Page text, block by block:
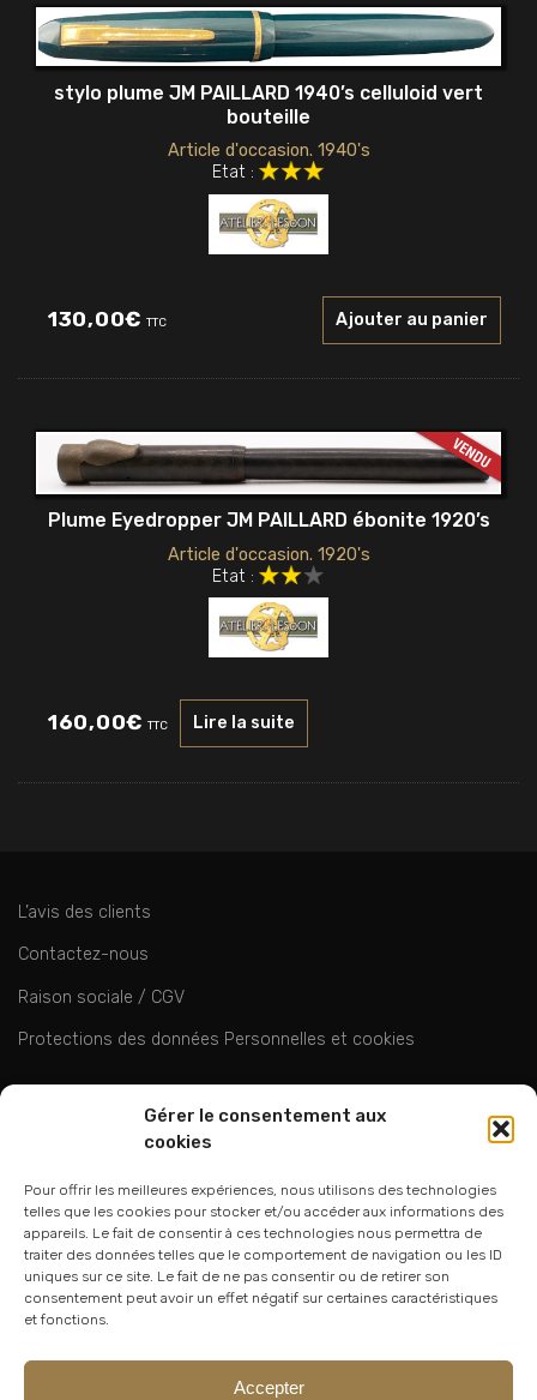
Gérer le consentement aux
cookies
Pour offrir les meilleures expériences, nous utilisons des technologies
telles que les cookies pour stocker et/ou accéder aux informations des
appareils. Le fait de consentir à ces technologies nous permettra de
traiter des données telles que le comportement de navigation ou les ID
uniques sur ce site. Le fait de ne pas consentir ou de retirer son
consentement peut avoir un effet négatif sur certaines caractéristiques
et fonctions.
Accepter
stylo plume JM PAILLARD 1940’s celluloid vert
bouteille
Article d'occasion. 1940's
Etat :
130,00€ TTC Ajouter au panier
Plume Eyedropper JM PAILLARD ébonite 1920’s
Article d'occasion. 1920's
Etat :
160,00€ TTC Lire la suite
L’avis des clients
Contactez-nous
Raison sociale / CGV
Protections des données Personnelles et cookies
06 24 94 44 05